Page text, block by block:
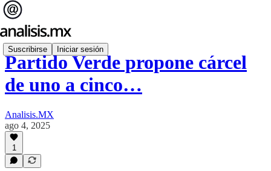
Suscribirse Iniciar sesión
Partido Verde propone cárcel
de uno a cinco…
Analisis.MX
ago 4, 2025
1